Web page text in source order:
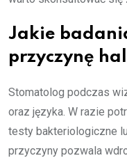
Jakie
przyczynę
Stomatolog podczas
oraz języka. W razie
testy bakteriologiczne
przyczyny pozwala